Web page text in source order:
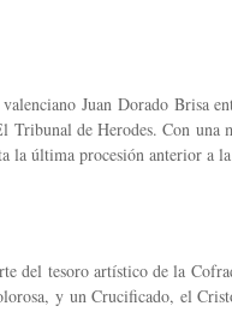
Juan Dorado Brisa
de Herodes. Con una
última procesión anterior a
del tesoro artístico de la
y un Crucificado, el